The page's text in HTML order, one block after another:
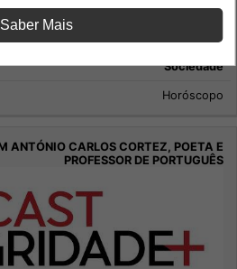
Maria Helena - Semana 1 Agosto 2026
Sociedade
Horóscopo
Saber Mais